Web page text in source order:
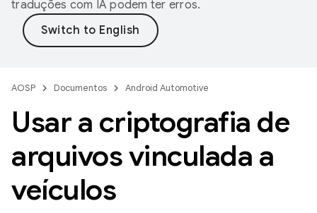
traduções com IA podem ter erros.
AOSP Documentos Android Automotive
Usar a criptografia de
arquivos vinculada a
veículos